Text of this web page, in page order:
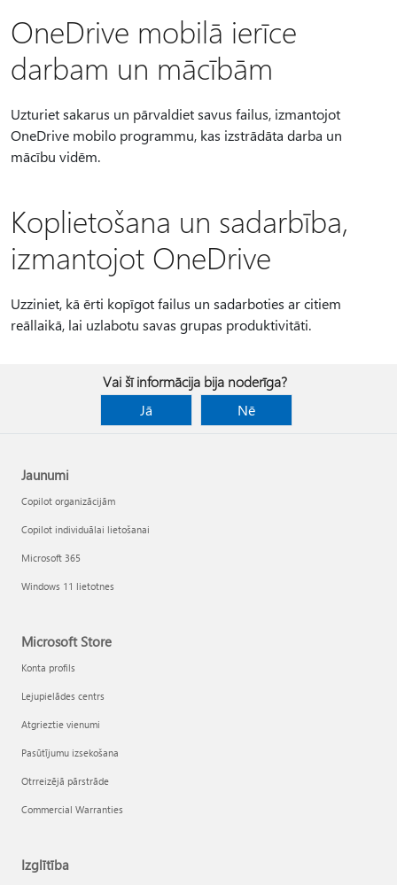
OneDrive mobilā ierīce
darbam un mācībām
Uzturiet sakarus un pārvaldiet savus failus, izmantojot
OneDrive mobilo programmu, kas izstrādāta darba un
mācību vidēm.
Koplietošana un sadarbība,
izmantojot OneDrive
Uzziniet, kā ērti kopīgot failus un sadarboties ar citiem
reāllaikā, lai uzlabotu savas grupas produktivitāti.
Vai šī informācija bija noderīga?
Jā
Nē
Jaunumi
Copilot organizācijām
Copilot individuālai lietošanai
Microsoft 365
Windows 11 lietotnes
Microsoft Store
Konta profils
Lejupielādes centrs
Atgrieztie vienumi
Pasūtījumu izsekošana
Otrreizējā pārstrāde
Commercial Warranties
Izglītība